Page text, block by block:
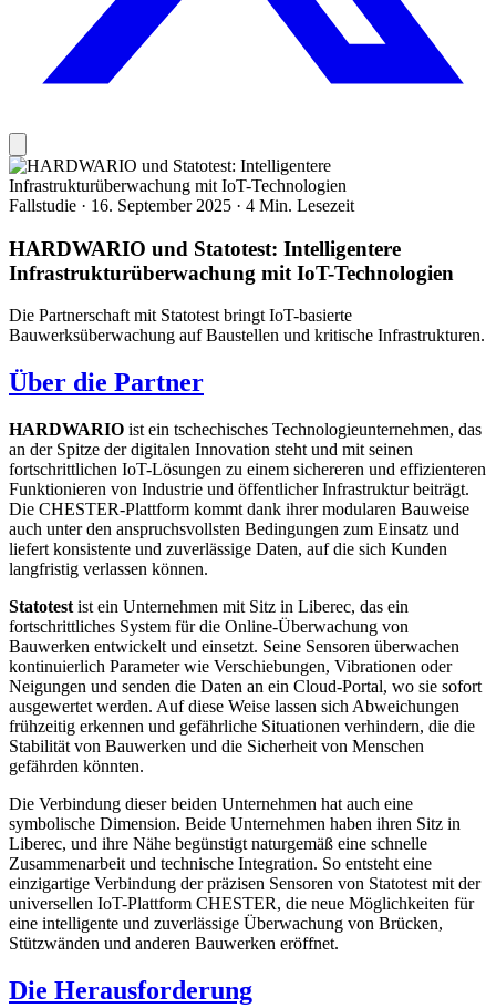
Fallstudie · 16. September 2025 · 4 Min. Lesezeit
HARDWARIO und Statotest: Intelligentere
Infrastrukturüberwachung mit IoT-Technologien
Die Partnerschaft mit Statotest bringt IoT-basierte
Bauwerksüberwachung auf Baustellen und kritische Infrastrukturen.
Über die Partner
HARDWARIO ist ein tschechisches Technologieunternehmen, das
an der Spitze der digitalen Innovation steht und mit seinen
fortschrittlichen IoT-Lösungen zu einem sichereren und effizienteren
Funktionieren von Industrie und öffentlicher Infrastruktur beiträgt.
Die CHESTER-Plattform kommt dank ihrer modularen Bauweise
auch unter den anspruchsvollsten Bedingungen zum Einsatz und
liefert konsistente und zuverlässige Daten, auf die sich Kunden
langfristig verlassen können.
Statotest ist ein Unternehmen mit Sitz in Liberec, das ein
fortschrittliches System für die Online-Überwachung von
Bauwerken entwickelt und einsetzt. Seine Sensoren überwachen
kontinuierlich Parameter wie Verschiebungen, Vibrationen oder
Neigungen und senden die Daten an ein Cloud-Portal, wo sie sofort
ausgewertet werden. Auf diese Weise lassen sich Abweichungen
frühzeitig erkennen und gefährliche Situationen verhindern, die die
Stabilität von Bauwerken und die Sicherheit von Menschen
gefährden könnten.
Die Verbindung dieser beiden Unternehmen hat auch eine
symbolische Dimension. Beide Unternehmen haben ihren Sitz in
Liberec, und ihre Nähe begünstigt naturgemäß eine schnelle
Zusammenarbeit und technische Integration. So entsteht eine
einzigartige Verbindung der präzisen Sensoren von Statotest mit der
universellen IoT-Plattform CHESTER, die neue Möglichkeiten für
eine intelligente und zuverlässige Überwachung von Brücken,
Stützwänden und anderen Bauwerken eröffnet.
Die Herausforderung